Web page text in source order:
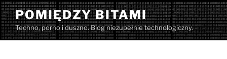
Przejdź
do
treści
POMIĘDZY BITAMI
Techno, porno i duszno. Blog niezupełnie technologiczny.